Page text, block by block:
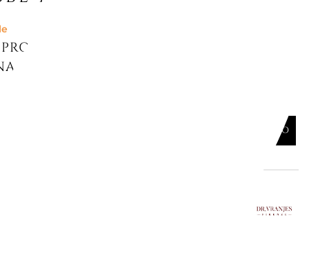
ROSSO NOBILE, VASO
misure
AGGIUNGI AL CARRELLO